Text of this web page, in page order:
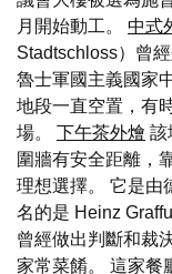
月開始動工。 中式
Stadtschloss）曾
魯士軍國主義國家
地段一直空置，有
場。 下午茶外燴 該
圍牆有安全距離，
理想選擇。 它是由
名的是 Heinz
曾經做出判斷和裁
家常菜餚。 這家餐